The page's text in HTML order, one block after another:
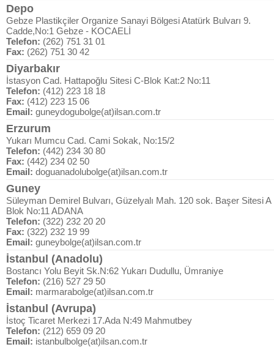
Depo
Gebze Plastikçiler Organize Sanayi Bölgesi Atatürk Bulvarı 9.
Cadde,No:1 Gebze - KOCAELİ
Telefon: (262) 751 31 01
Fax: (262) 751 30 42
Diyarbakır
İstasyon Cad. Hattapoğlu Sitesi C-Blok Kat:2 No:11
Telefon: (412) 223 18 18
Fax: (412) 223 15 06
Email: guneydogubolge(at)ilsan.com.tr
Erzurum
Yukarı Mumcu Cad. Cami Sokak, No:15/2
Telefon: (442) 234 30 80
Fax: (442) 234 02 50
Email: doguanadolubolge(at)ilsan.com.tr
Guney
Süleyman Demirel Bulvarı, Güzelyalı Mah. 120 sok. Başer Sitesi A
Blok No:11 ADANA
Telefon: (322) 232 20 20
Fax: (322) 232 19 99
Email: guneybolge(at)ilsan.com.tr
İstanbul (Anadolu)
Bostancı Yolu Beyit Sk.N:62 Yukarı Dudullu, Ümraniye
Telefon: (216) 527 29 50
Email: marmarabolge(at)ilsan.com.tr
İstanbul (Avrupa)
İstoç Ticaret Merkezi 17.Ada N:49 Mahmutbey
Telefon: (212) 659 09 20
Email: istanbulbolge(at)ilsan.com.tr